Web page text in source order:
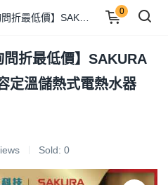
0
問折最低價】SAKURA
定溫儲熱式電熱水器
Sold: 0